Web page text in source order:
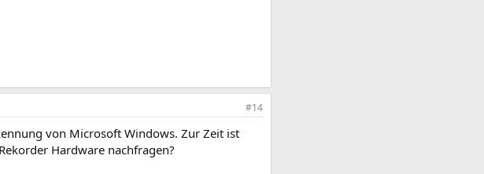
#14
von Microsoft Windows. Zur Zeit ist
Hardware nachfragen?